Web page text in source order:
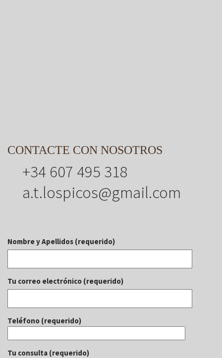
CONTACTE CON NOSOTROS
+34 607 495 318
a.t.lospicos@gmail.com
Nombre y Apellidos (requerido)
Tu correo electrónico (requerido)
Teléfono (requerido)
Tu consulta (requerido)